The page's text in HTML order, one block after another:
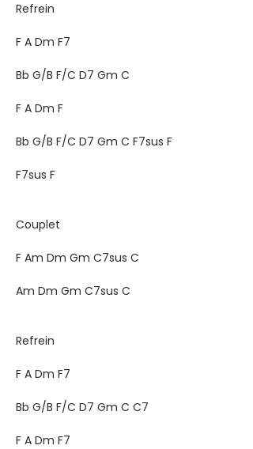
Refrein
F A Dm F7
Bb G/B F/C D7 Gm C
F A Dm F
Bb G/B F/C D7 Gm C F7sus F
F7sus F
Couplet
F Am Dm Gm C7sus C
Am Dm Gm C7sus C
Refrein
F A Dm F7
Bb G/B F/C D7 Gm C C7
F A Dm F7